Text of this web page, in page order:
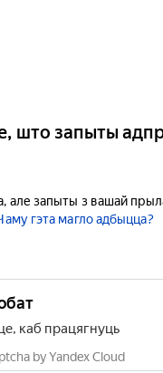
што запыты
але запыты з вашай
гэта магло адбыцца?
каб працягнуць
by Yandex Cloud